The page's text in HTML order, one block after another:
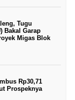
Tugu
Bakal Garap
Migas Blok
Rp30,71
Prospeknya